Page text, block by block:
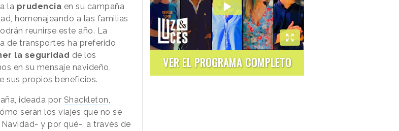
la prudencia en su campaña
homenajeando a las familias
reunirse este año. La
de transportes ha preferido
la seguridad de los
en su mensaje navideño,
sus propios beneficios.
ideada por Shackleton,
serán los viajes que no se
Navidad- y por qué-, a través de
VER EL PROGRAMA COMPLETO